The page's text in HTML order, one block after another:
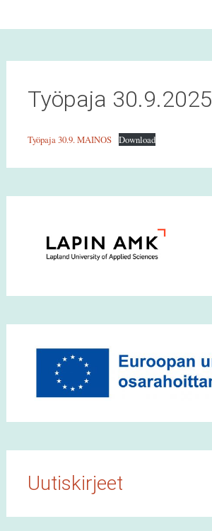
Työpaja 30.9.2025
Työpaja 30.9. MAINOS Download
Uutiskirjeet